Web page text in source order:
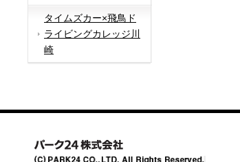
タイムズカー×飛鳥ド
ライビングカレッジ川
崎